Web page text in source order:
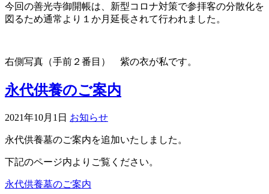
今回の善光寺御開帳は、新型コロナ対策で参拝客の分散化を
図るため通常より１か月延長されて行われました。
右側写真（手前２番目） 紫の衣が私です。
永代供養のご案内
2021年10月1日 お知らせ
永代供養墓のご案内を追加いたしました。
下記のページ内よりご覧ください。
永代供養墓のご案内